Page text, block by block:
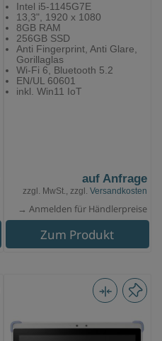
Intel i5-1145G7E
13,3", 1920 x 1080
8GB RAM
256GB SSD
Anti Fingerprint, Anti Glare,
Gorillaglas
Wi-Fi 6, Bluetooth 5.2
EN/UL 60601
inkl. Win11 IoT
auf Anfrage
zzgl. MwSt., zzgl. Versandkosten
→ Anmelden für Händlerpreise
Zum Produkt